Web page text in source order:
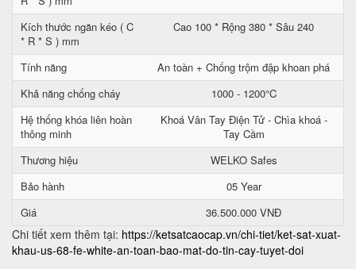
Kích thước ngăn kéo ( C
* R * S ) mm
Cao 100 * Rộng 380 * Sâu 240
Tính năng
An toàn + Chống trộm đập khoan phá
Khả năng chống cháy
1000 - 1200°C
Hệ thống khóa liên hoàn
thông minh
Khoá Vân Tay Điện Tử - Chìa khoá -
Tay Cầm
Thương hiệu
WELKO Safes
Bảo hành
05 Year
Giá
36.500.000 VNĐ
Chi tiết xem thêm tại: https://ketsatcaocap.vn/chi-tiet/ket-sat-xuat-
khau-us-68-fe-white-an-toan-bao-mat-do-tin-cay-tuyet-doi